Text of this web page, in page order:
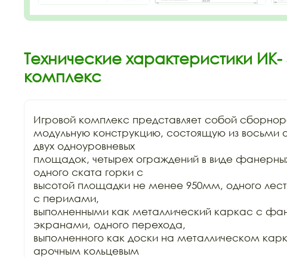
Технические характеристики
комплекс
Игровой комплекс представляет собой
модульную конструкцию, состоящую из восьми
двух одноуровневых
площадок, четырех ограждений в виде
одного ската горки с
высотой площадки не менее 950мм, одного
с перилами,
выполненными как металлический каркас с
экранами, одного перехода,
выполненного как доски на металлическом
арочным кольцевым